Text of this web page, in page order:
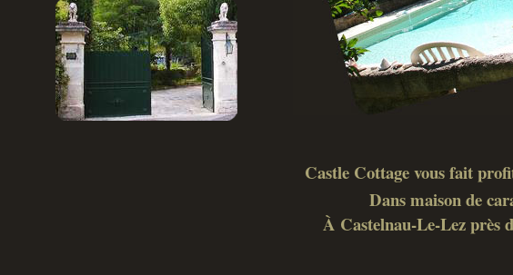
Castle Cottage vous fait
Dans maison de
À Castelnau-Le-Lez près